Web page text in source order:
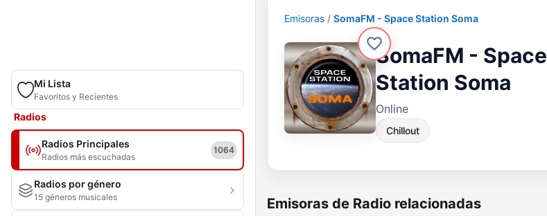
Mi Lista
Favoritos y Recientes
Radios
Radios Principales
Radios más escuchadas
1064
Radios por género
15 géneros musicales
Emisoras SomaFM - Space Station Soma
SomaFM - Space
Station Soma
Online
Chillout
Emisoras de Radio relacionadas